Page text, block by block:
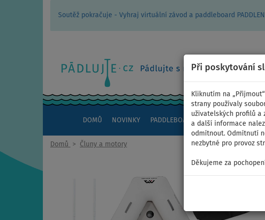
Soutěž pokračuje - Vyhraj virtuální závod a paddleboard
Při poskytování
Kliknutím na
strany používaly
uživatelských profilů a
a další informace
odmítnout. Odmítnutí
nezbytné pro provoz
Děkujeme za
DOMŮ NOVINKY PADDLEBOARDY KAJAKY ČLUNY
Domů > Čluny a motory